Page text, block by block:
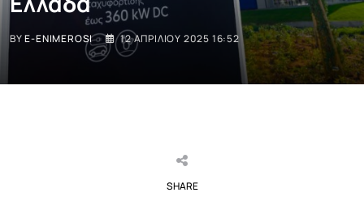
BYE-ENIMEROSI 12 ΑΠΡΙΛΊΟΥ 2025 16:52
SHARE